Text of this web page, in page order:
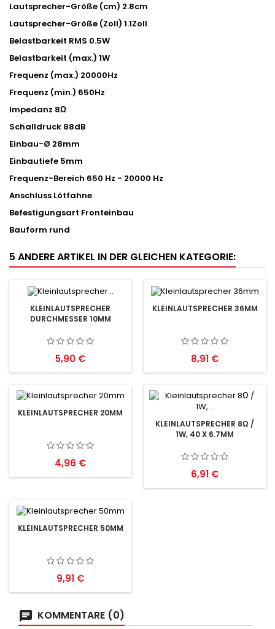
Lautsprecher-Größe (cm) 2.8cm
Lautsprecher-Größe (Zoll) 1.1Zoll
Belastbarkeit RMS 0.5W
Belastbarkeit (max.) 1W
Frequenz (max.) 20000Hz
Frequenz (min.) 650Hz
Impedanz 8Ω
Schalldruck 88dB
Einbau-Ø 28mm
Einbautiefe 5mm
Frequenz-Bereich 650 Hz - 20000 Hz
Anschluss Lötfahne
Befestigungsart Fronteinbau
Bauform rund
5 ANDERE ARTIKEL IN DER GLEICHEN KATEGORIE:
KLEINLAUTSPRECHER
DURCHMESSER 10MM
Preis
5,90 €
KLEINLAUTSPRECHER 36MM
Preis
8,91 €
KLEINLAUTSPRECHER 20MM
Preis
4,96 €
KLEINLAUTSPRECHER 8Ω /
1W, 40 X 6.7MM
Preis
6,91 €
KLEINLAUTSPRECHER 50MM
Preis
9,91 €
KOMMENTARE (0)